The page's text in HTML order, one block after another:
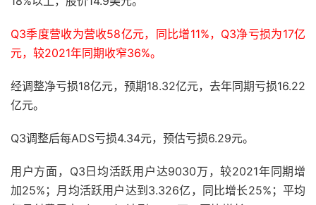
Q3季度营收为营收58亿元，同比增11%，Q3净亏损为17亿
元，较2021年同期收窄36%。
经调整净亏损18亿元，预期18.32亿元，去年同期亏损16.22
亿元。
Q3调整后每ADS亏损4.34元，预估亏损6.29元。
用户方面，Q3日均活跃用户达9030万，较2021年同期增
加25%；月均活跃用户达到3.326亿，同比增长25%；平均